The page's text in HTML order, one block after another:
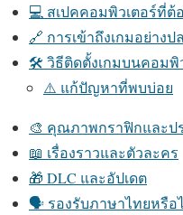
💻 สเปคคอมพิวเตอร์ที่ต้
🔗 การเข้าถึงเกมอย่าง
🛠️ วิธีติดตั้งเกมบนคอมพิ
⚠️ แก้ปัญหาที่พบบ่อย
🎨 คุณภาพกราฟิกและป
📖 เรื่องราวและตัวละคร
🎁 DLC และอัปเดต
🗣️ รองรับภาษาไทยหรือ